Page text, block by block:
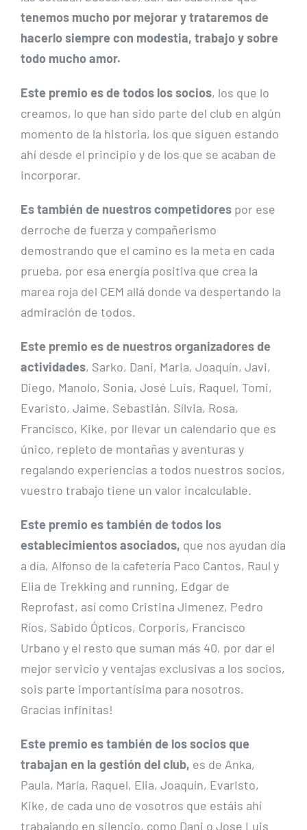
tenemos mucho por mejorar y trataremos de
hacerlo siempre con modestia, trabajo y sobre
todo mucho amor.
Este premio es de todos los socios, los que lo
creamos, lo que han sido parte del club en algún
momento de la historia, los que siguen estando
ahí desde el principio y de los que se acaban de
incorporar.
Es también de nuestros competidores por ese
derroche de fuerza y compañerismo
demostrando que el camino es la meta en cada
prueba, por esa energía positiva que crea la
marea roja del CEM allá donde va despertando la
admiración de todos.
Este premio es de nuestros organizadores de
actividades, Sarko, Dani, Maria, Joaquín, Javi,
Diego, Manolo, Sonia, José Luis, Raquel, Tomi,
Evaristo, Jaime, Sebastián, Sílvia, Rosa,
Francisco, Kike, por llevar un calendario que es
único, repleto de montañas y aventuras y
regalando experiencias a todos nuestros socios,
vuestro trabajo tiene un valor incalculable.
Este premio es también de todos los
establecimientos asociados, que nos ayudan día
a día, Alfonso de la cafetería Paco Cantos, Raul y
Elia de Trekking and running, Edgar de
Reprofast, así como Cristina Jimenez, Pedro
Ríos, Sabido Ópticos, Corporis, Francisco
Urbano y el resto que suman más 40, por dar el
mejor servicio y ventajas exclusivas a los socios,
sois parte importantísima para nosotros.
Gracias infinitas!
Este premio es también de los socios que
trabajan en la gestión del club, es de Anka,
Paula, María, Raquel, Elia, Joaquín, Evaristo,
Kike, de cada uno de vosotros que estáis ahí
trabajando en silencio, como Dani o Jose Luis